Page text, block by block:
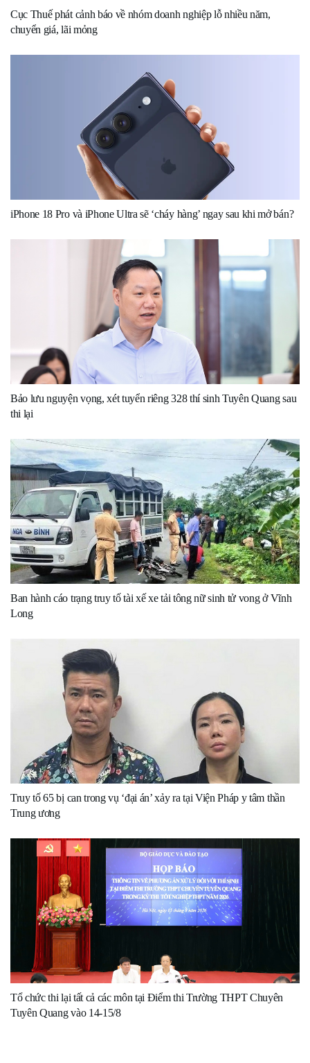
Cục Thuế phát cảnh báo về nhóm doanh nghiệp lỗ nhiều năm,
chuyển giá, lãi mỏng
iPhone 18 Pro và iPhone Ultra sẽ ‘cháy hàng’ ngay sau khi mở bán?
Bảo lưu nguyện vọng, xét tuyển riêng 328 thí sinh Tuyên Quang sau
thi lại
Ban hành cáo trạng truy tố tài xế xe tải tông nữ sinh tử vong ở Vĩnh
Long
Truy tố 65 bị can trong vụ ‘đại án’ xảy ra tại Viện Pháp y tâm thần
Trung ương
Tổ chức thi lại tất cả các môn tại Điểm thi Trường THPT Chuyên
Tuyên Quang vào 14-15/8